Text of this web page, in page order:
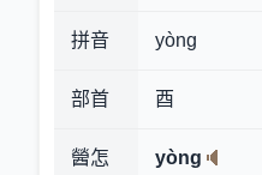
拼音 yòng
部首 酉
醟怎
yòng